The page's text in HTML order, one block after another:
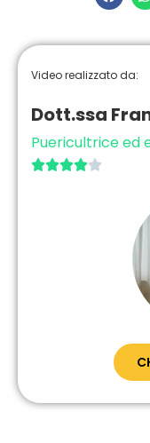
Video realizzato da:
Dott.ssa
Puericultrice ed
